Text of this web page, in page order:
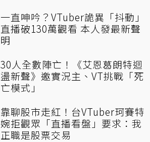
一直呻吟？VTuber詭異「抖動」
直播破130萬觀看 本人發最新聲
明
30人全數陣亡！《艾恩葛朗特迴
盪新聲》邀實況主、VT挑戰「死
亡模式」
靠聊股市走紅！台VTuber珂賽特
婉拒觀眾「直播看盤」要求：我
正職是股票交易